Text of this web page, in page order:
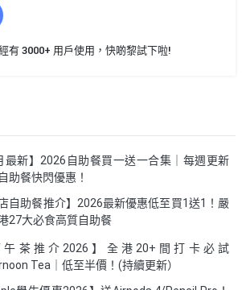
有 3000+ 用戶使用，快啲黎試下啦!
最新】2026自助餐買一送一合集｜每週更新
助餐快閃優惠！
店自助餐推介】2026最新優惠低至買1送1！嚴
27大必食高質自助餐
午茶推介2026】全港20+間打卡必試
Tea｜低至半價！(持續更新）